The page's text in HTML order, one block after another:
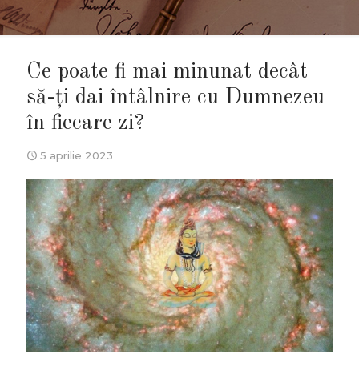
Ce poate fi mai minunat decât
să-ți dai întâlnire cu Dumnezeu
în fiecare zi?
5 aprilie 2023